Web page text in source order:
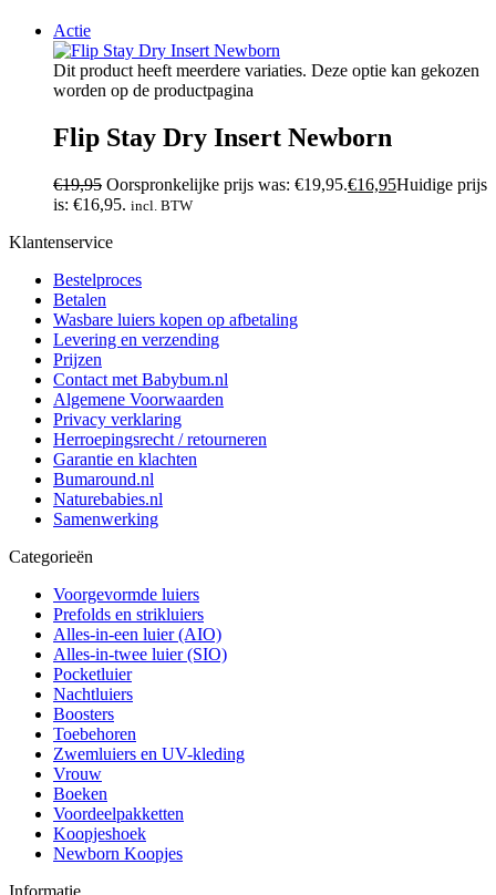
Actie
Dit product heeft meerdere variaties. Deze optie kan gekozen
worden op de productpagina
Flip Stay Dry Insert Newborn
€19,95 Oorspronkelijke prijs was: €19,95.€16,95Huidige prijs
is: €16,95. incl. BTW
Klantenservice
Bestelproces
Betalen
Wasbare luiers kopen op afbetaling
Levering en verzending
Prijzen
Contact met Babybum.nl
Algemene Voorwaarden
Privacy verklaring
Herroepingsrecht / retourneren
Garantie en klachten
Bumaround.nl
Naturebabies.nl
Samenwerking
Categorieën
Voorgevormde luiers
Prefolds en strikluiers
Alles-in-een luier (AIO)
Alles-in-twee luier (SIO)
Pocketluier
Nachtluiers
Boosters
Toebehoren
Zwemluiers en UV-kleding
Vrouw
Boeken
Voordeelpakketten
Koopjeshoek
Newborn Koopjes
Informatie